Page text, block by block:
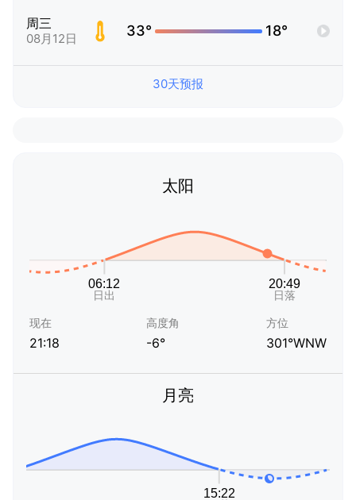
周三
08月12日 33° 18°
30天预报
太阳
现在
21:18
高度角
-6°
方位
301°WNW
月亮